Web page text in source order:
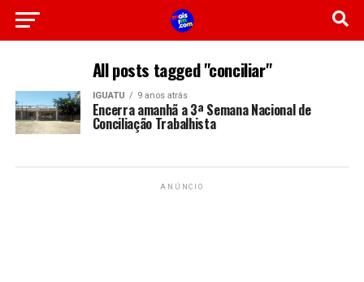
All posts tagged "conciliar"
IGUATU 9 anos atrás
Encerra amanhã a 3ª Semana Nacional de
Conciliação Trabalhista
ANÚNCIO